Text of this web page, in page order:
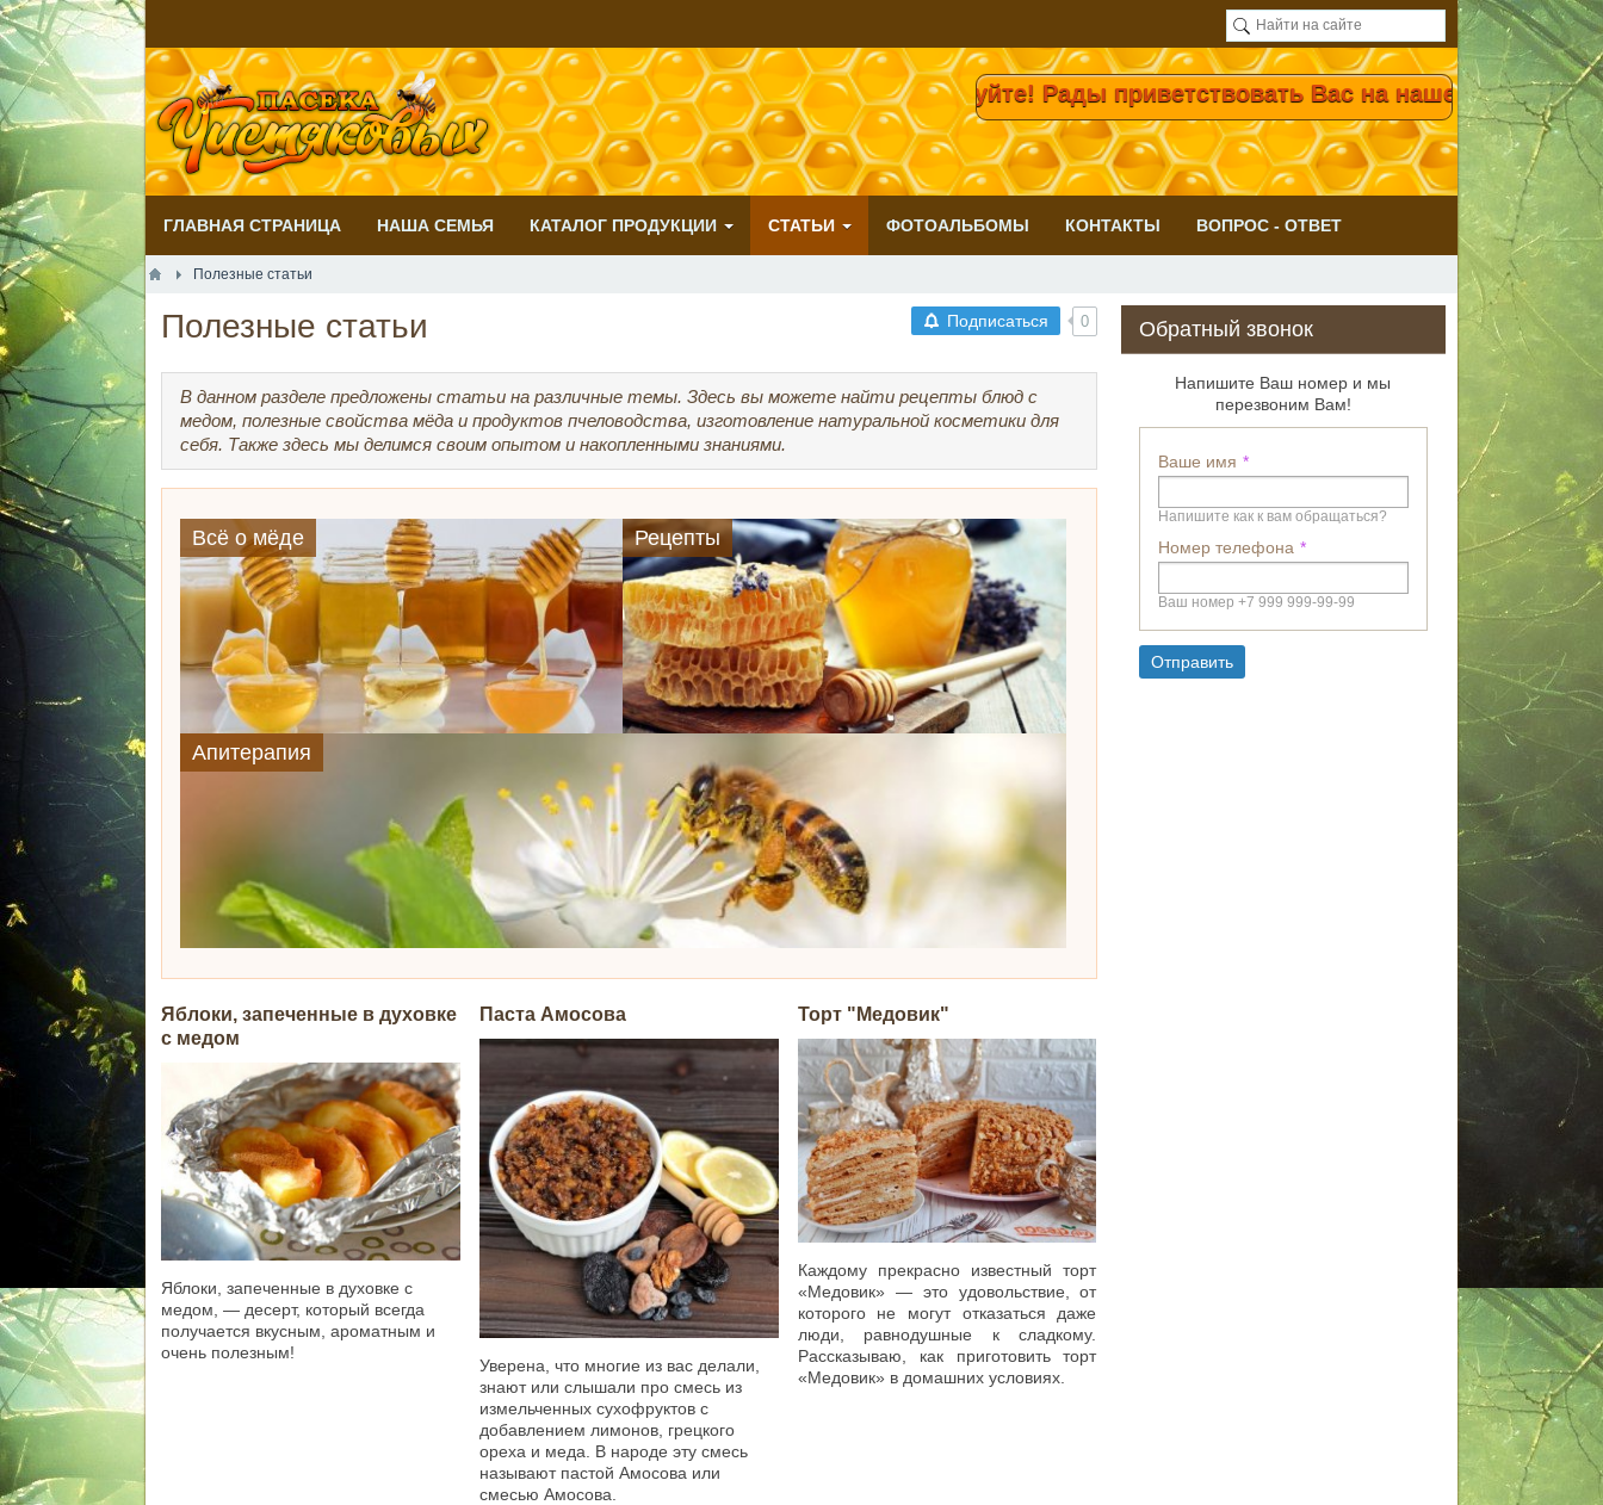
Здравствуйте! Рады приветствовать Вас на нашем сайте! Мёд с
ГЛАВНАЯ СТРАНИЦА НАША СЕМЬЯ КАТАЛОГ ПРОДУКЦИИ СТАТЬИ ФОТОАЛЬБОМЫ КОНТАКТЫ ВОПРОС - ОТВЕТ
Полезные статьи
Подписаться 0
Полезные статьи
В данном разделе предложены статьи на различные темы. Здесь вы можете найти рецепты блюд с
медом, полезные свойства мёда и продуктов пчеловодства, изготовление натуральной косметики для
себя. Также здесь мы делимся своим опытом и накопленными знаниями.
Всё о мёде Рецепты
​Апитерапия
Яблоки, запеченные в духовке
с медом
Яблоки, запеченные в духовке с
медом, — десерт, который всегда
получается вкусным, ароматным и
очень полезным!
Паста Амосова
Уверена, что многие из вас делали,
знают или слышали про смесь из
измельченных сухофруктов с
добавлением лимонов, грецкого
ореха и меда. В народе эту смесь
называют пастой Амосова или
смесью Амосова.
Торт "Медовик"
Каждому прекрасно известный торт
«Медовик» — это удовольствие, от
которого не могут отказаться даже
люди, равнодушные к сладкому.
Рассказываю, как приготовить торт
«Медовик» в домашних условиях.
Обратный звонок
Напишите Ваш номер и мы
перезвоним Вам!
Ваше имя
Напишите как к вам обращаться?
Номер телефона
Ваш номер +7 999 999-99-99
Отправить